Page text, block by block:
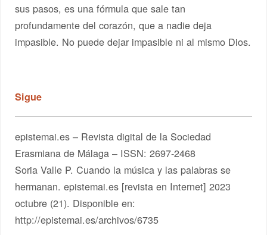
sus pasos, es una fórmula que sale tan
profundamente del corazón, que a nadie deja
impasible. No puede dejar impasible ni al mismo Dios.
Sigue
epistemai.es – Revista digital de la Sociedad
Erasmiana de Málaga – ISSN: 2697-2468
Soria Valle P. Cuando la música y las palabras se
hermanan. epistemai.es [revista en Internet] 2023
octubre (21). Disponible en:
http://epistemai.es/archivos/6735